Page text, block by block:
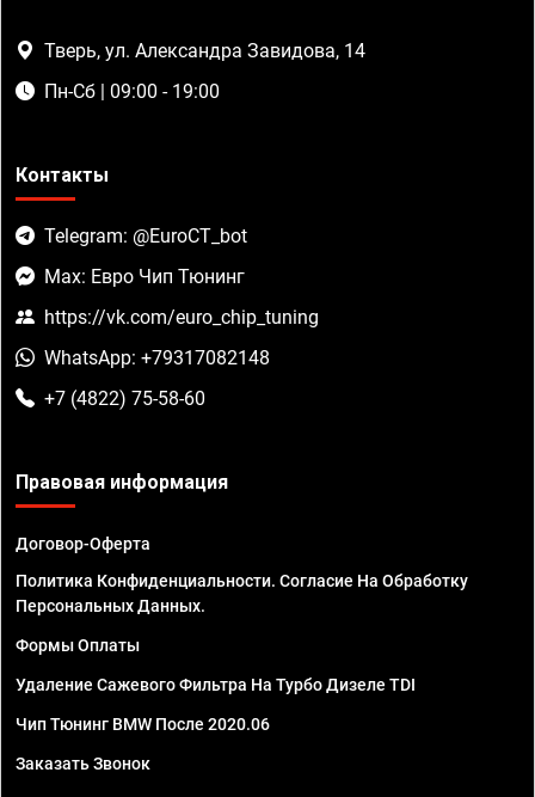
Тверь, ул. Александра Завидова, 14
Пн-Сб | 09:00 - 19:00
Контакты
Telegram: @EuroCT_bot
Max: Евро Чип Тюнинг
https://vk.com/euro_chip_tuning
WhatsApp: +79317082148
+7 (4822) 75-58-60
Правовая информация
Договор-Оферта
Политика Конфиденциальности. Согласие На Обработку
Персональных Данных.
Формы Оплаты
Удаление Сажевого Фильтра На Турбо Дизеле TDI
Чип Тюнинг BMW После 2020.06
Заказать Звонок